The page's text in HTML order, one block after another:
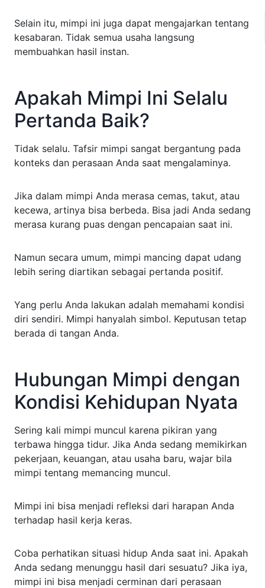
Selain itu, mimpi ini juga dapat mengajarkan tentang
kesabaran. Tidak semua usaha langsung
membuahkan hasil instan.
Apakah Mimpi Ini Selalu
Pertanda Baik?
Tidak selalu. Tafsir mimpi sangat bergantung pada
konteks dan perasaan Anda saat mengalaminya.
Jika dalam mimpi Anda merasa cemas, takut, atau
kecewa, artinya bisa berbeda. Bisa jadi Anda sedang
merasa kurang puas dengan pencapaian saat ini.
Namun secara umum, mimpi mancing dapat udang
lebih sering diartikan sebagai pertanda positif.
Yang perlu Anda lakukan adalah memahami kondisi
diri sendiri. Mimpi hanyalah simbol. Keputusan tetap
berada di tangan Anda.
Hubungan Mimpi dengan
Kondisi Kehidupan Nyata
Sering kali mimpi muncul karena pikiran yang
terbawa hingga tidur. Jika Anda sedang memikirkan
pekerjaan, keuangan, atau usaha baru, wajar bila
mimpi tentang memancing muncul.
Mimpi ini bisa menjadi refleksi dari harapan Anda
terhadap hasil kerja keras.
Coba perhatikan situasi hidup Anda saat ini. Apakah
Anda sedang menunggu hasil dari sesuatu? Jika iya,
mimpi ini bisa menjadi cerminan dari perasaan